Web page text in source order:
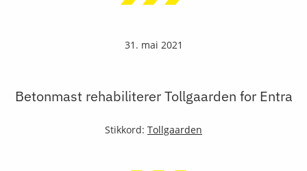
31. mai 2021
Betonmast rehabiliterer Tollgaarden for Entra
Stikkord: Tollgaarden